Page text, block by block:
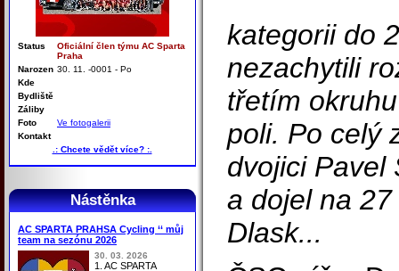
Status
Oficiální člen týmu AC Sparta
Praha
Narozen 30. 11. -0001 - Po
Kde
Bydliště
Záliby
Foto
Ve fotogalerii
Kontakt
.: Chcete vědět více? :.
Nástěnka
AC SPARTA PRAHSA Cycling ‘‘ můj
team na sezónu 2026
30. 03. 2026
1. AC SPARTA
kategorii do
nezachytili
třetím
poli. Po celý
dvojici Pavel
a dojel na
Dlask...